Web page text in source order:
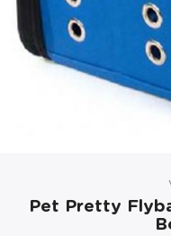
Pet Pretty